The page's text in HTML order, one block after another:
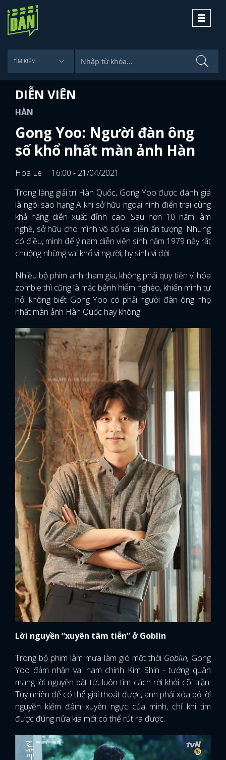
Toggle
DIỄN VIÊN
HÀN
Gong Yoo: Người đàn ông
số khổ nhất màn ảnh Hàn
Hoa Le
16:00 - 21/04/2021
Trong làng giải trí Hàn Quốc, Gong Yoo được đánh giá
là ngôi sao hạng A khi sở hữu ngoại hình điển trai cùng
khả năng diễn xuất đỉnh cao. Sau hơn 10 năm làm
nghề, sở hữu cho mình vô số vai diễn ấn tượng. Nhưng
có điều, mình để ý nam diễn viên sinh năm 1979 này rất
chuộng những vai khổ vì người, hy sinh vì đời.
Nhiều bộ phim anh tham gia, không phải quy tiên vì hóa
zombie thì cũng là mắc bệnh hiểm nghèo, khiến mình tự
hỏi không biết Gong Yoo có phải người đàn ông nhọ
nhất màn ảnh Hàn Quốc hay không.
Lời nguyền “xuyên tâm tiễn” ở Goblin
Trong bộ phim làm mưa làm gió một thời Goblin, Gong
Yoo đảm nhận vai nam chính Kim Shin - tướng quân
mang lời nguyền bất tử, luôn tìm cách rời khỏi cõi trần.
Tuy nhiên để có thể giải thoát được, anh phải xóa bỏ lời
nguyền kiếm đâm xuyên ngực của mình, chỉ khi tìm
được đúng nửa kia mới có thể rút ra được.